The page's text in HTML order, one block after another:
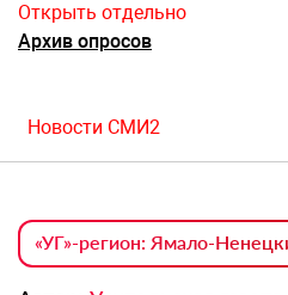
Открыть отдельно
Архив опросов
Новости СМИ2
«УГ»-регион: Ямало-